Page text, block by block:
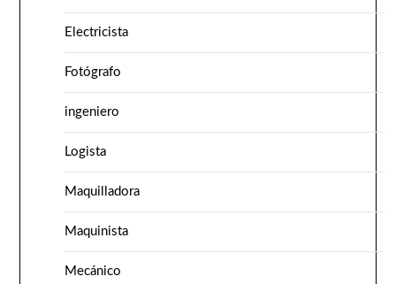
Electricista
Fotógrafo
ingeniero
Logista
Maquilladora
Maquinista
Mecánico